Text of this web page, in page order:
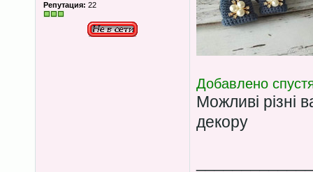
Репутация: 22
Добавлено
Можливі різні
декору